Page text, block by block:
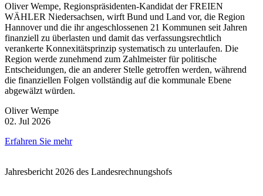
Oliver Wempe, Regionspräsidenten‑Kandidat der FREIEN
WÄHLER Niedersachsen, wirft Bund und Land vor, die Region
Hannover und die ihr angeschlossenen 21 Kommunen seit Jahren
finanziell zu überlasten und damit das verfassungsrechtlich
verankerte Konnexitätsprinzip systematisch zu unterlaufen. Die
Region werde zunehmend zum Zahlmeister für politische
Entscheidungen, die an anderer Stelle getroffen werden, während
die finanziellen Folgen vollständig auf die kommunale Ebene
abgewälzt würden.
Oliver Wempe
02. Jul 2026
Erfahren Sie mehr
Jahresbericht 2026 des Landesrechnungshofs